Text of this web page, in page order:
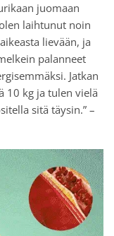
juomaan
laihtunut noin
lievään, ja
palanneet
Jatkan
10 kg ja tulen vielä
sitä täysin.” –